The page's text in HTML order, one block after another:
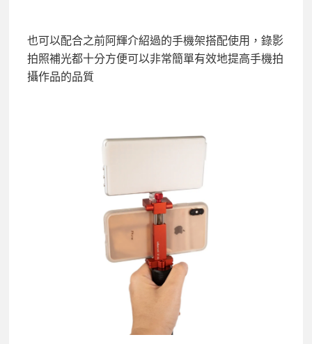
也可以配合之前阿輝介紹過的手機架搭配使用，錄影
拍照補光都十分方便可以非常簡單有效地提高手機拍
攝作品的品質